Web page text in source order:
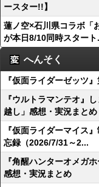
ースター!!】
蓮ノ空×石川県コラボ「
が本日8/10同時スタート
へんそく
『仮面ライダーゼッツ
『ウルトラマンテオ』
越し」感想・実況まとめ
『仮面ライダーマイス
忘録（2026/7/31～2...
『角醒ハンターオメガ
感想・実況まとめ